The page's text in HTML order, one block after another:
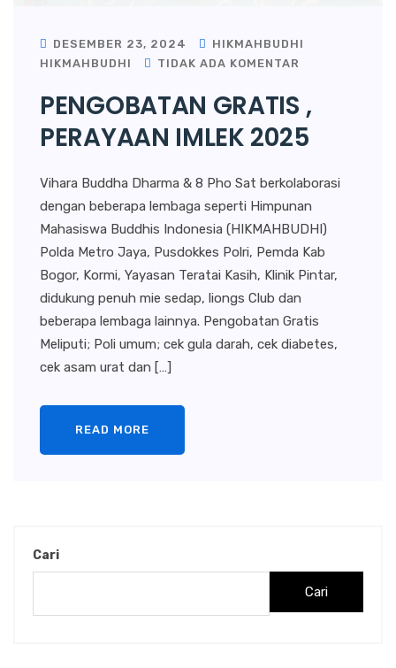
DESEMBER 23, 2024
HIKMAHBUDHI
HIKMAHBUDHI
TIDAK ADA KOMENTAR
PENGOBATAN GRATIS ,
PERAYAAN IMLEK 2025
Vihara Buddha Dharma & 8 Pho Sat berkolaborasi
dengan beberapa lembaga seperti Himpunan
Mahasiswa Buddhis Indonesia (HIKMAHBUDHI)
Polda Metro Jaya, Pusdokkes Polri, Pemda Kab
Bogor, Kormi, Yayasan Teratai Kasih, Klinik Pintar,
didukung penuh mie sedap, liongs Club dan
beberapa lembaga lainnya. Pengobatan Gratis
Meliputi; Poli umum; cek gula darah, cek diabetes,
cek asam urat dan […]
READ MORE
Cari
Cari